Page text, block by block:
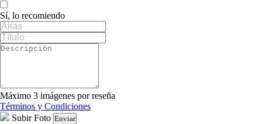
Sí, lo recomiendo
Máximo 3 imágenes por reseña
Términos y Condiciones
Subir Foto Enviar